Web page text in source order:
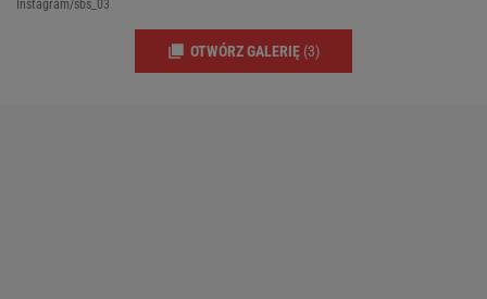
Instagram/sbs_03
OTWÓRZ GALERIĘ (3)